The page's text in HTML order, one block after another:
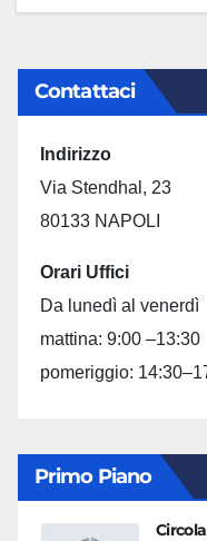
Contattaci
Indirizzo
Via Stendhal, 23
80133 NAPOLI
Orari Uffici
Da lunedì al venerdì
mattina: 9:00 –13:30
pomeriggio:
Primo Piano